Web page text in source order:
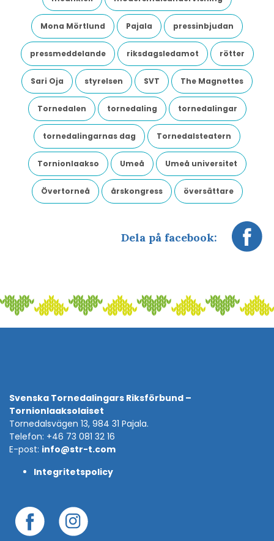
Mona Mörtlund Pajala pressinbjudan
pressmeddelande riksdagsledamot rötter
Sari Oja styrelsen SVT The Magnettes
Tornedalen tornedaling tornedalingar
tornedalingarnas dag Tornedalsteatern
Tornionlaakso Umeå Umeå universitet
Övertorneå årskongress översättare
Dela på facebook:
Svenska Tornedalingars Riksförbund –
Tornionlaaksolaiset
Tornedalsvägen 13, 984 31 Pajala.
Telefon: +46 73 081 32 16
E-post: info@str-t.com
Integritetspolicy